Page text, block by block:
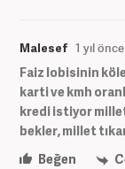
Malesef 1 yıl önce
Faiz lobisinin
karti ve kmh
kredi istiyor
bekler, millet
Beğen